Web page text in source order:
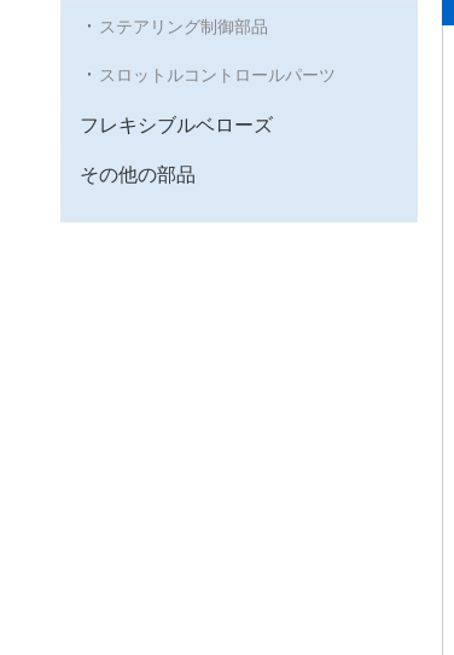
ステアリング制御部品
スロットルコントロールパーツ
フレキシブルベローズ
その他の部品